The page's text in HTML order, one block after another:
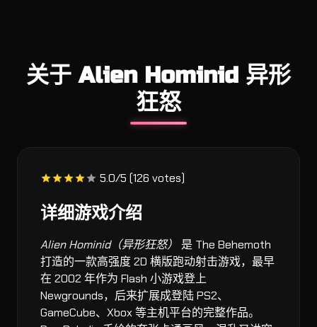
关于 Alien Hominid 异形
狂怒
5.0/5 (126 votes)
详细游戏介绍
Alien Hominid（异形狂怒）
是 The Behemoth
打造的一款高强度 2D 横版跑动射击游戏，最早
在 2002 年作为 Flash 小游戏登上
Newgrounds，后来扩展成登陆 PS2、
GameCube、Xbox 等主机平台的完整作品。